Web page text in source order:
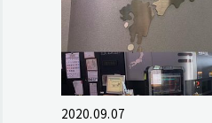
2020.09.07